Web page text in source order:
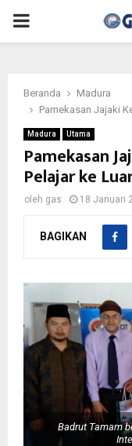
PRIMARY
Beranda
Madura
Pamekasan Jajaki
Madura Utama
Pamekasan
Pelajar ke
oleh gas 18 Januari
BAGIKAN
Badrut Tamam